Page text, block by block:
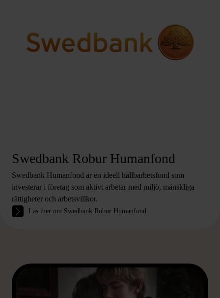
Swedbank Robur Humanfond
Swedbank Humanfond är en ideell hållbarhetsfond som
investerar i företag som aktivt arbetar med miljö, mänskliga
rättigheter och arbetsvillkor.
Läs mer om Swedbank Robur Humanfond